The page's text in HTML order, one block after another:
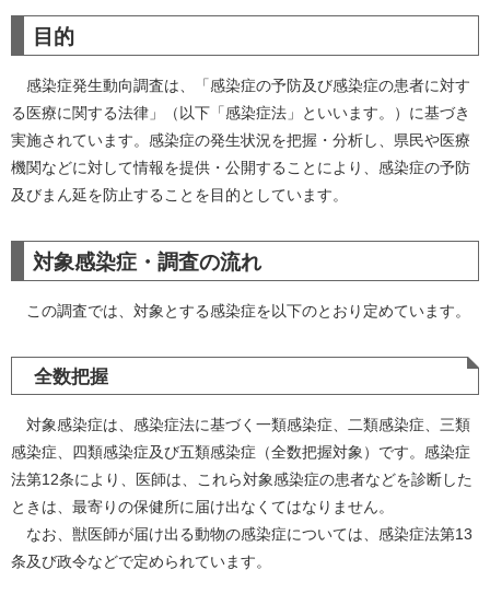
目的
感染症発生動向調査は、「感染症の予防及び感染症の患者に対す
る医療に関する法律」（以下「感染症法」といいます。）に基づき
実施されています。感染症の発生状況を把握・分析し、県民や医療
機関などに対して情報を提供・公開することにより、感染症の予防
及びまん延を防止することを目的としています。
対象感染症・調査の流れ
この調査では、対象とする感染症を以下のとおり定めています。
全数把握
対象感染症は、感染症法に基づく一類感染症、二類感染症、三類
感染症、四類感染症及び五類感染症（全数把握対象）です。感染症
法第12条により、医師は、これら対象感染症の患者などを診断した
ときは、最寄りの保健所に届け出なくてはなりません。
なお、獣医師が届け出る動物の感染症については、感染症法第13
条及び政令などで定められています。